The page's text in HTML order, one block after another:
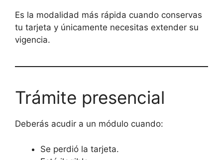
Es la modalidad más rápida cuando conservas
tu tarjeta y únicamente necesitas extender su
vigencia.
Trámite presencial
Deberás acudir a un módulo cuando:
Se perdió la tarjeta.